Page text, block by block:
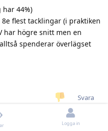
har 44%)
flest tacklingar (i praktiken
har högre snitt men en
spenderar överlägset
Svara
Logga in